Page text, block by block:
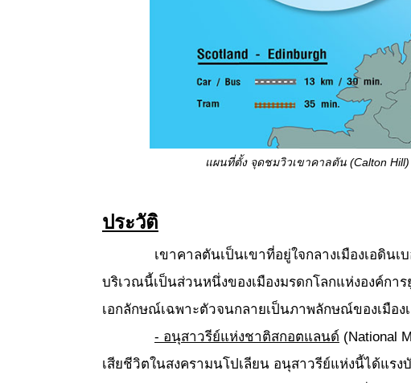
แผนที่ตั้ง จุดชมวิวเขาคาลตัน (Calton Hill)
ประวัติ
เขาคาลตันเป็นเขาที่อยู่ใจกลางเมืองเอดิน
บริเวณนี้เป็นส่วนหนึ่งของเมืองมรดกโลกแห่งองค์ก
เอกลักษณ์เฉพาะตัวจนกลายเป็นภาพลักษณ์ของเมือ
- อนุสาวรีย์แห่งชาติสกอตแลนด์ (National
เสียชีวิตในสงครามนโปเลียน อนุสาวรีย์แห่งนี้ได้แรง